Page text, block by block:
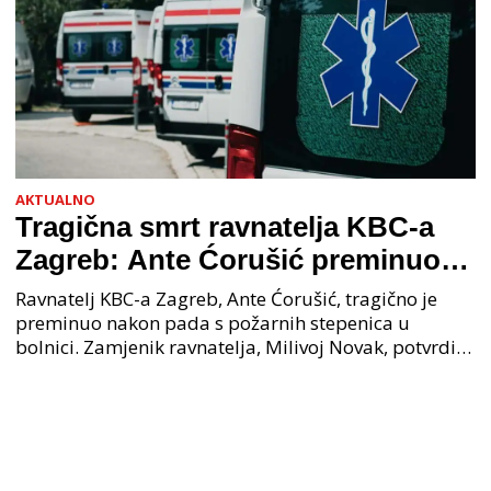
AKTUALNO
Tragična smrt ravnatelja KBC-a
Zagreb: Ante Ćorušić preminuo
nakon pada u bolnici, policija na
mjestu događaja
Ravnatelj KBC-a Zagreb, Ante Ćorušić, tragično je
preminuo nakon pada s požarnih stepenica u
bolnici. Zamjenik ravnatelja, Milivoj Novak, potvrdio